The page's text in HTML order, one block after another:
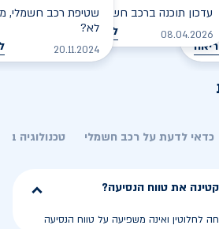
עדכון תוכנה ברכב חשמלי
08.04.2026 לקריאה
שטיפת רכב חשמלי,
לא?
20.11.2024
כדאי לדעת על רכב חשמלי טכנולוגיה
את טווח הנסיעה?
לחלוטין ואינה משפיעה על טווח הנסיעה